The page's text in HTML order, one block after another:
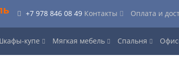
+7 978 846 08 49 Контакты Оплата и
купе Мягкая мебель Спальня